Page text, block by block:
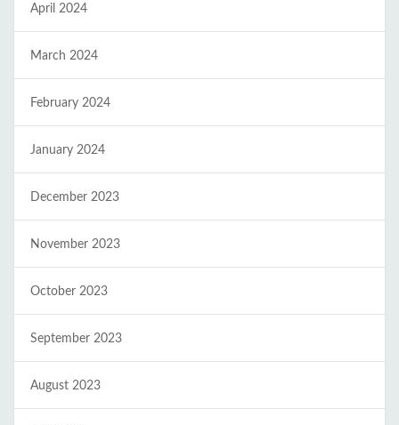
April 2024
March 2024
February 2024
January 2024
December 2023
November 2023
October 2023
September 2023
August 2023